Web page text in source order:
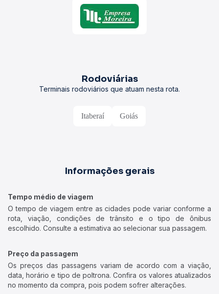
Rodoviárias
Terminais rodoviários que atuam nesta rota.
Itaberaí Goiás
Informações gerais
Tempo médio de viagem
O tempo de viagem entre as cidades pode variar conforme a
rota, viação, condições de trânsito e o tipo de ônibus
escolhido. Consulte a estimativa ao selecionar sua passagem.
Preço da passagem
Os preços das passagens variam de acordo com a viação,
data, horário e tipo de poltrona. Confira os valores atualizados
no momento da compra, pois podem sofrer alterações.